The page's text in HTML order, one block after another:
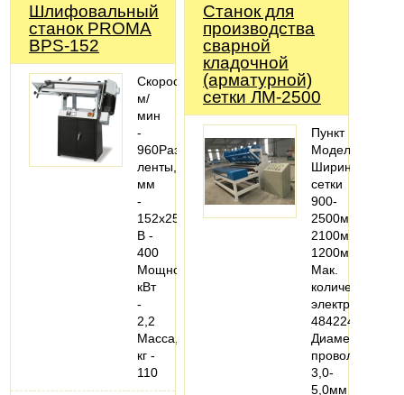
Шлифовальный
станок PROMA
BPS-152
Скорость,
м/
мин
-
960Размер
ленты,
мм
-
152х2515Напряжение,
В -
400
Мощность,
кВт
-
2,2
Масса,
кг -
110
Станок для
производства
сварной
кладочной
(арматурной)
сетки ЛМ-2500
Пункт
МодельЛМ-
Ширина
сетки
900-
2500мм900-
2100мм900-
1200мм
Мак.
количество
электродов
484224
Диаметр
проволоки
3,0-
5,0мм